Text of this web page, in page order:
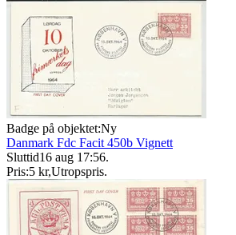
Badge på objektet:Ny
Danmark Fdc Facit 450b Vignett
Sluttid16 aug 17:56.
Pris:5 kr,Utropspris.